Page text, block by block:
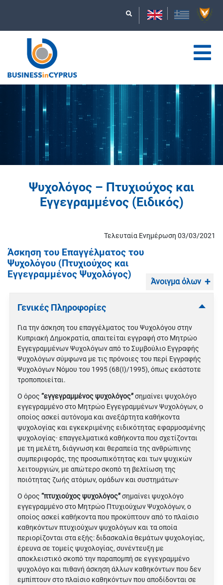
Ψυχολόγος – Πτυχιούχος και
Εγγεγραμμένος (Ειδικός)
Τελευταία Ενημέρωση 03/03/2021
Άσκηση του Επαγγέλματος του
Ψυχολόγου (Πτυχιούχος και
Εγγεγραμμένος Ψυχολόγος)
Άνοιγμα όλων
Γενικές Πληροφορίες
Για την άσκηση του επαγγέλματος του Ψυχολόγου στην
Κυπριακή Δημοκρατία, απαιτείται εγγραφή στο Μητρώο
Εγγεγραμμένων Ψυχολόγων από το Συμβούλιο Εγγραφής
Ψυχολόγων σύμφωνα με τις πρόνοιες του περί Εγγραφής
Ψυχολόγων Νόμου του 1995 (68(I)/1995), όπως εκάστοτε
τροποποιείται.
Ο όρος “εγγεγραµµένος ψυχολόγος”σηµαίνει ψυχολόγο
εγγεγραµµένο στο Μητρώο Εγγεγραµµένων Ψυχολόγων, ο
οποίος ασκεί αυτόνοµα και ανεξάρτητα καθήκοντα
ψυχολογίας και εγκεκριμένης ειδικότητας εφαρμοσμένης
ψυχολογίας· επαγγελµατικά καθήκοντα που σχετίζονται
µε τη µελέτη, διάγνωση και θεραπεία της ανθρώπινης
συµπεριφοράς, της προσωπικότητας και των ψυχικών
λειτουργιών, µε απώτερο σκοπό τη βελτίωση της
ποιότητας ζωής ατόµων, οµάδων και συστηµάτων·
Ο όρος “πτυχιούχος ψυχολόγος”σηµαίνει ψυχολόγο
εγγεγραµµένο στο Μητρώο Πτυχιούχων Ψυχολόγων, ο
οποίος ασκεί καθήκοντα που προκύπτουν από το πλαίσιο
καθηκόντων πτυχιούχων ψυχολόγων και τα οποία
περιορίζονται στα εξής: διδασκαλία θεµάτων ψυχολογίας,
έρευνα σε τοµείς ψυχολογίας, συνέντευξη µε
αποκλειστικό σκοπό την παραποµπή σε εγγεγραµµένο
ψυχολόγο και πιθανή άσκηση άλλων καθηκόντων που δεν
εµπίπτουν στο πλαίσιο καθηκόντων που αποδίδονται σε